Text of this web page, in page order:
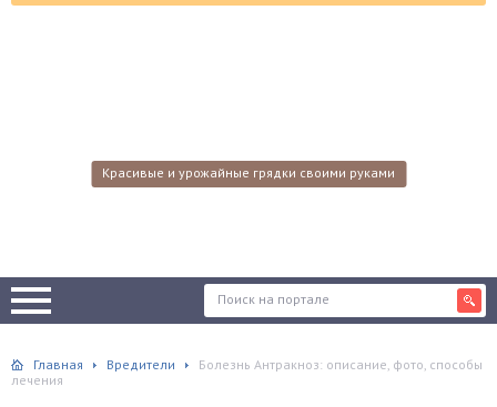
Красивые и урожайные грядки своими руками
Главная Вредители
Болезнь Антракноз: описание, фото, способы
лечения